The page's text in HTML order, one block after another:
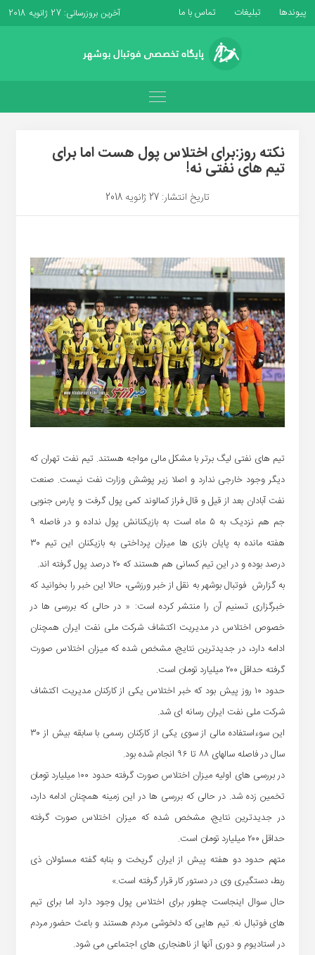
پیوندها تبلیغات تماس با ما آخرین بروزرسانی: 27 ژانویه 2018
نکته روز:برای اختلاس پول هست اما برای
تیم های نفتی نه!
تاریخ انتشار: 27 ژانویه 2018
تیم های نفتی لیگ برتر با مشکل مالی مواجه هستند. تیم نفت تهران که
دیگر وجود خارجی ندارد و اصلا زیر پوشش وزارت نفت نیست. صنعت
نفت آبادان بعد از قیل و قال فراز کمالوند کمی پول گرفت و پارس جنوبی
جم هم نزدیک به ۵ ماه است به بازیکنانش پول نداده و در فاصله ۹
هفته مانده به پایان بازی ها میزان پرداختی به بازیکنان این تیم ۳۰
درصد بوده و در این تیم کسانی هم هستند که ۲۰ درصد پول گرفته اند.
به گزارش فوتبال بوشهر به نقل از خبر ورزشی، حالا این خبر را بخوانید که
خبرگزاری تسنیم آن را منتشر کرده است: « در حالی که بررسی ها در
خصوص اختلاس در مدیریت اکتشاف شرکت ملی نفت ایران همچنان
ادامه دارد، در جدیدترین نتایج، مشخص شده که میزان اختلاس صورت
گرفته حداقل ۲۰۰ میلیارد تومان است.
حدود ۱۰ روز پیش بود که خبر اختلاس یکی از کارکنان مدیریت اکتشاف
شرکت ملی نفت ایران رسانه ای شد.
این سوءاستفاده مالی از سوی یکی از کارکنان رسمی با سابقه بیش از ۳۰
سال در فاصله سالهای ۸۸ تا ۹۶ انجام شده بود.
در بررسی های اولیه میزان اختلاس صورت گرفته حدود ۱۰۰ میلیارد تومان
تخمین زده شد. در حالی که بررسی ها در این زمینه همچنان ادامه دارد،
در جدیدترین نتایج، مشخص شده که میزان اختلاس صورت گرفته
حداقل ۲۰۰ میلیارد تومان است.
متهم حدود دو هفته پیش از ایران گریخت و بنابه گفته مسئولان ذی
ربط، دستگیری وی در دستور کار قرار گرفته است.»
حال سوال اینجاست چطور برای اختلاس پول وجود دارد اما برای تیم
های فوتبال نه. تیم هایی که دلخوشی مردم هستند و باعث حضور مردم
در استادیوم و دوری آنها از ناهنجاری های اجتماعی می شود.